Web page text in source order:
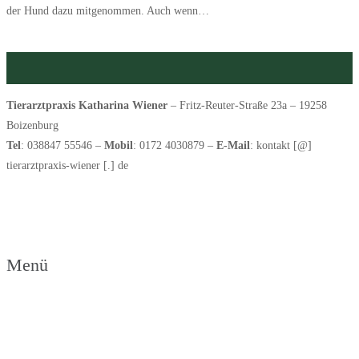
der Hund dazu mitgenommen. Auch wenn…
Tierarztpraxis Katharina Wiener – Fritz-Reuter-Straße 23a – 19258
Boizenburg
Tel: 038847 55546 – Mobil: 0172 4030879 – E-Mail: kontakt [@]
tierarztpraxis-wiener [.] de
Menü